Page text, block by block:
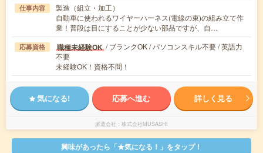
仕事内容
製造（組立・加工）
自動車に使われるワイヤーハーネス(電線の束)の組み立て作
業！普段は目にすることが少ない部品ですが、自…
応募資格 職種未経験OK / ブランクOK / パソコンスキル不要 / 英語力
不要
未経験OK！資格不問！
気になる! 応募へ進む 詳しく見る
派遣会社 株式会社MUSASHI
興味があったら「★気になる！」をタップ！